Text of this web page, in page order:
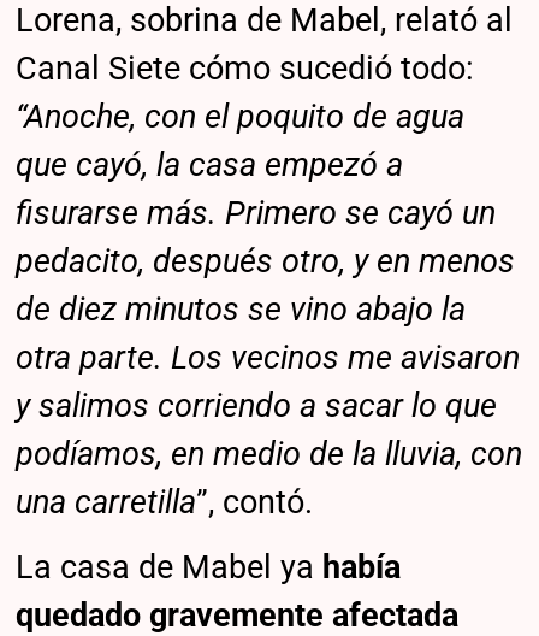
Lorena, sobrina de Mabel, relató al
Canal Siete cómo sucedió todo:
“Anoche, con el poquito de agua
que cayó, la casa empezó a
fisurarse más. Primero se cayó un
pedacito, después otro, y en menos
de diez minutos se vino abajo la
otra parte. Los vecinos me avisaron
y salimos corriendo a sacar lo que
podíamos, en medio de la lluvia, con
una carretilla”, contó.
La casa de Mabel ya había
quedado gravemente afectada